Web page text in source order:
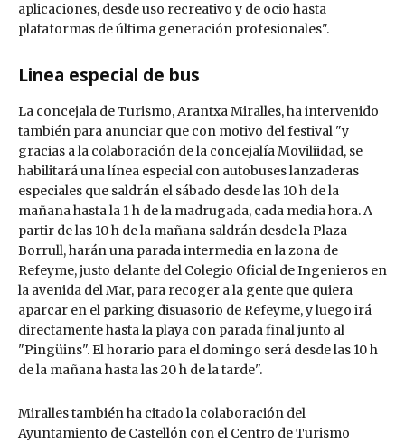
aplicaciones, desde uso recreativo y de ocio hasta
plataformas de última generación profesionales".
Linea especial de bus
La concejala de Turismo, Arantxa Miralles, ha intervenido
también para anunciar que con motivo del festival "y
gracias a la colaboración de la concejalía Moviliidad, se
habilitará una línea especial con autobuses lanzaderas
especiales que saldrán el sábado desde las 10 h de la
mañana hasta la 1 h de la madrugada, cada media hora. A
partir de las 10 h de la mañana saldrán desde la Plaza
Borrull, harán una parada intermedia en la zona de
Refeyme, justo delante del Colegio Oficial de Ingenieros en
la avenida del Mar, para recoger a la gente que quiera
aparcar en el parking disuasorio de Refeyme, y luego irá
directamente hasta la playa con parada final junto al
"Pingüins". El horario para el domingo será desde las 10 h
de la mañana hasta las 20 h de la tarde".
Miralles también ha citado la colaboración del
Ayuntamiento de Castellón con el Centro de Turismo